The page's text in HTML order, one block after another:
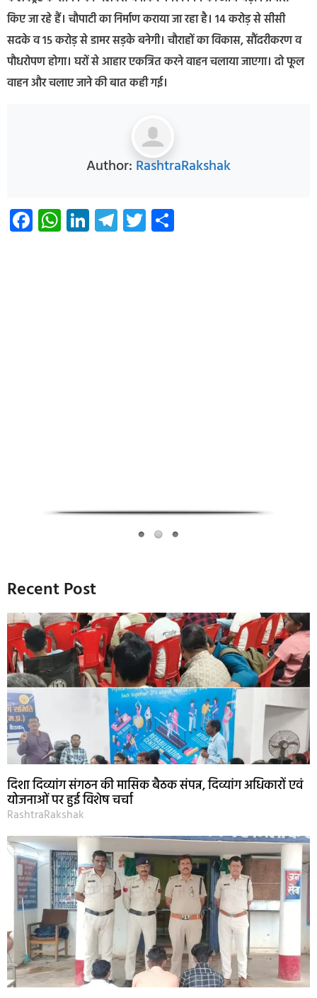
किए जा रहे हैं। चौपाटी का निर्माण कराया जा रहा है। 14 करोड़ से सीसी
सदके व 15 करोड़ से डामर सड़के बनेगी। चौराहों का विकास, सौंदरीकरण व
पौधरोपण होगा। घरों से आहार एकत्रित करने वाहन चलाया जाएगा। दो फूल
वाहन और चलाए जाने की बात कही गई।
Author: RashtraRakshak
Facebook
WhatsApp
LinkedIn
Telegram
Twitter
Recent Post
दिशा दिव्यांग संगठन की मासिक बैठक संपन्न, दिव्यांग अधिकारों एवं
योजनाओं पर हुई विशेष चर्चा
RashtraRakshak